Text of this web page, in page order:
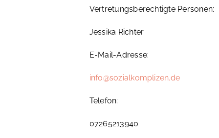
Vertretungsberechtigte Personen:
Jessika Richter
E-Mail-Adresse:
info@sozialkomplizen.de
Telefon:
07265213940